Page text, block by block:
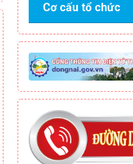
Cơ cấu tổ chức